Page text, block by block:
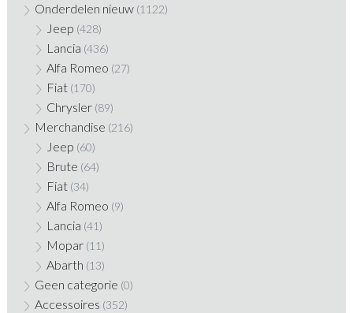
Onderdelen nieuw (1122)
Jeep (428)
Lancia (436)
Alfa Romeo (27)
Fiat (170)
Chrysler (89)
Merchandise (216)
Jeep (60)
Brute (64)
Fiat (34)
Alfa Romeo (9)
Lancia (41)
Mopar (11)
Abarth (13)
Geen categorie (0)
Accessoires (352)